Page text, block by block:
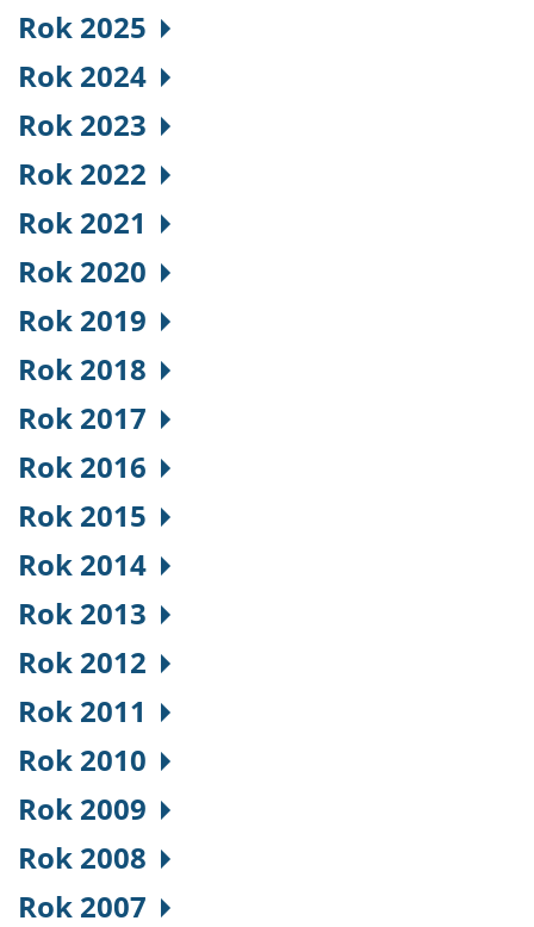
Rok 2025
Rok 2024
Rok 2023
Rok 2022
Rok 2021
Rok 2020
Rok 2019
Rok 2018
Rok 2017
Rok 2016
Rok 2015
Rok 2014
Rok 2013
Rok 2012
Rok 2011
Rok 2010
Rok 2009
Rok 2008
Rok 2007